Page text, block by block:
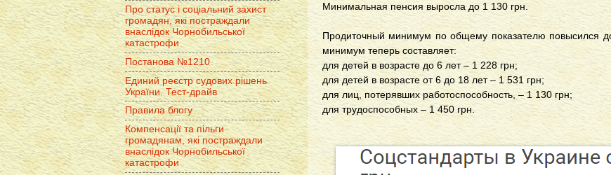
Минимальная пенсия выросла до 1 130 грн.
Продиточный минимум по общему показателю повысился
минимум теперь составляет:
для детей в возрасте до 6 лет – 1 228 грн;
для детей в возрасте от 6 до 18 лет – 1 531 грн;
для лиц, потерявших работоспособность, – 1 130 грн;
для трудоспособных – 1 450 грн.
Про статус і соціальний захист
громадян, які постраждали
внаслідок Чорнобильської
катастрофи
Постанова №1210
Единий реєстр судових рішень
України. Тест-драйв
Правила блогу
Компенсації та пільги
громадянам, які постраждали
внаслідок Чорнобильської
катастрофи